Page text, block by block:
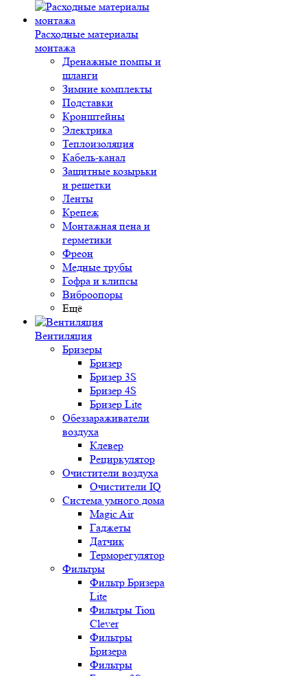
Расходные материалы
монтажа
Дренажные помпы и
шланги
Зимние комплекты
Подставки
Кронштейны
Электрика
Теплоизоляция
Кабель-канал
Защитные козырьки
и решетки
Ленты
Крепеж
Монтажная пена и
герметики
Фреон
Медные трубы
Гофра и клипсы
Виброопоры
Ещё
Вентиляция
Бризеры
Бризер
Бризер 3S
Бризер 4S
Бризер Lite
Обеззараживатели
воздуха
Клевер
Рециркулятор
Очистители воздуха
Очистители IQ
Система умного дома
Magic Air
Гаджеты
Датчик
Терморегулятор
Фильтры
Фильтр Бризера
Lite
Фильтры Tion
Clever
Фильтры
Бризера
Фильтры